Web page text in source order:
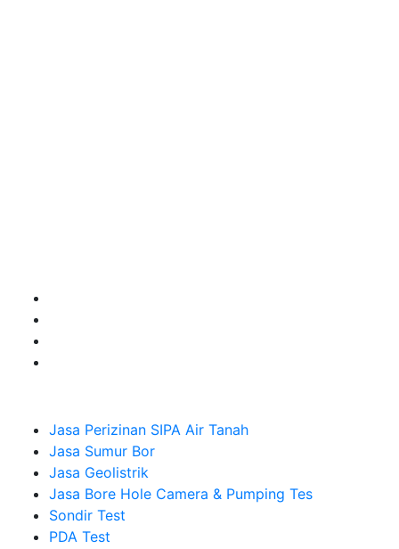
Jasa Perizinan SIPA Air Tanah
Jasa Sumur Bor
Jasa Geolistrik
Jasa Bore Hole Camera & Pumping Tes
Sondir Test
PDA Test